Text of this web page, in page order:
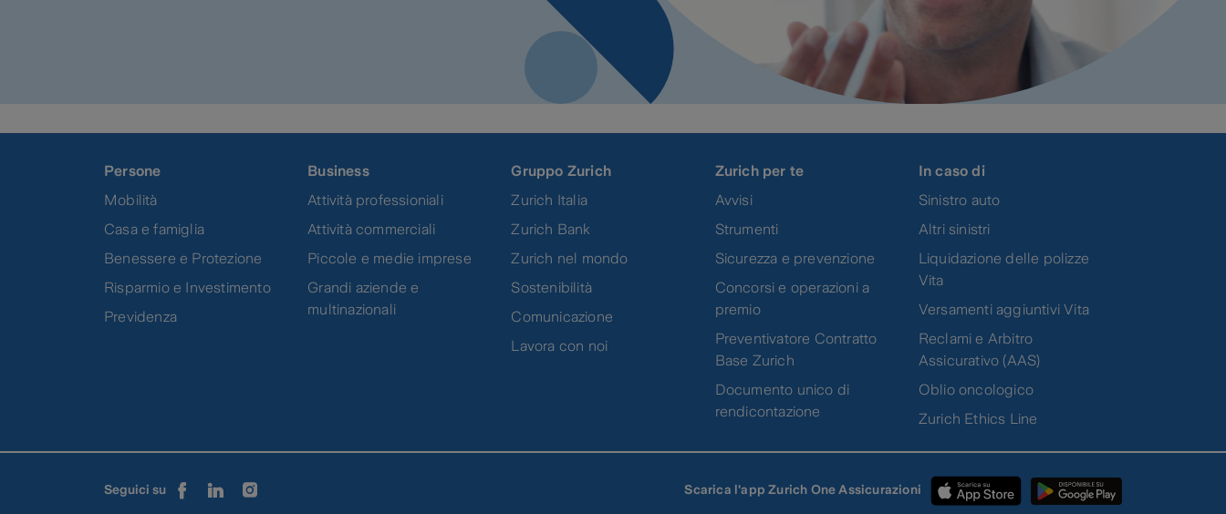
Persone
Mobilità
Casa e famiglia
Benessere e Protezione
Risparmio e Investimento
Previdenza
Business
Attività professioniali
Attività commerciali
Piccole e medie imprese
Grandi aziende e
multinazionali
Gruppo Zurich
Zurich Italia
Zurich Bank
Zurich nel mondo
Sostenibilità
Comunicazione
Lavora con noi
Zurich per te
Avvisi
Strumenti
Sicurezza e prevenzione
Concorsi e operazioni a
premio
Preventivatore Contratto
Base Zurich
Documento unico di
rendicontazione
In caso di
Sinistro auto
Altri sinistri
Liquidazione delle polizze
Vita
Versamenti aggiuntivi Vita
Reclami e Arbitro
Assicurativo (AAS)
Oblio oncologico
Zurich Ethics Line
Seguici su Scarica l'app Zurich One Assicurazioni